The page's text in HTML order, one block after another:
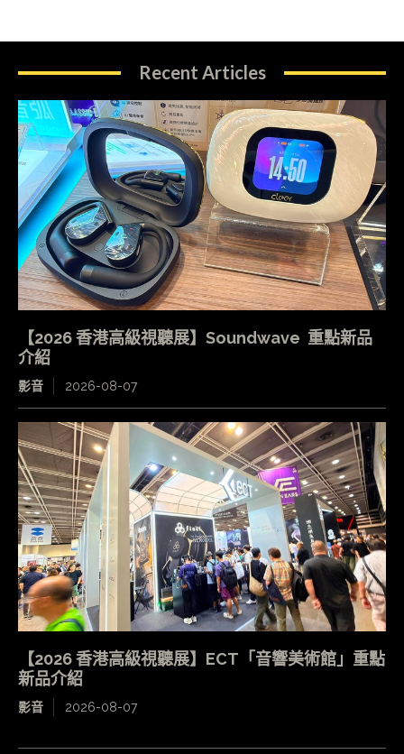
Recent Articles
【2026 香港高級視聽展】Soundwave 重點新品
介紹
影音 2026-08-07
【2026 香港高級視聽展】ECT「音響美術館」重點
新品介紹
影音 2026-08-07